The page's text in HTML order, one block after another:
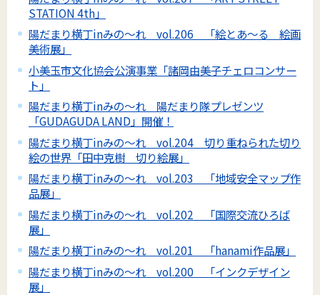
STATION 4th」
陽だまり横丁inみの～れ vol.206 「絵とあ～る 絵画
美術展」
小美玉市文化協会公演事業「諸岡由美子チェロコンサー
ト」
陽だまり横丁inみの～れ 陽だまり隊プレゼンツ
「GUDAGUDA LAND」開催！
陽だまり横丁inみの～れ vol.204 切り重ねられた切り
絵の世界「田中克樹 切り絵展」
陽だまり横丁inみの～れ vol.203 「地域安全マップ作
品展」
陽だまり横丁inみの～れ vol.202 「国際交流ひろば
展」
陽だまり横丁inみの～れ vol.201 「hanami作品展」
陽だまり横丁inみの～れ vol.200 「インクデザイン
展」